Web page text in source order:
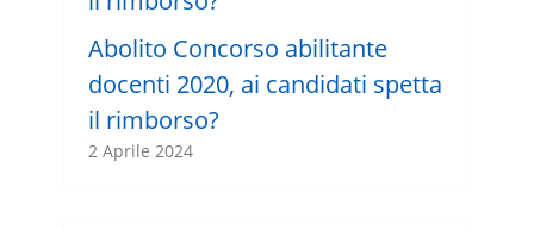
Abolito Concorso abilitante
docenti 2020, ai candidati spetta
il rimborso?
2 Aprile 2024